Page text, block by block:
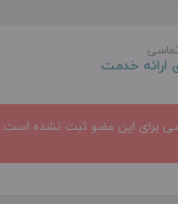
ارائه خدمت
برای این عضو ثبت نشده است.